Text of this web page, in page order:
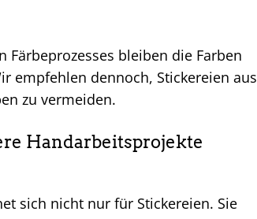
Färbeprozesses bleiben die Farben
empfehlen dennoch, Stickereien aus
zu vermeiden.
Handarbeitsprojekte
sich nicht nur für Stickereien. Sie